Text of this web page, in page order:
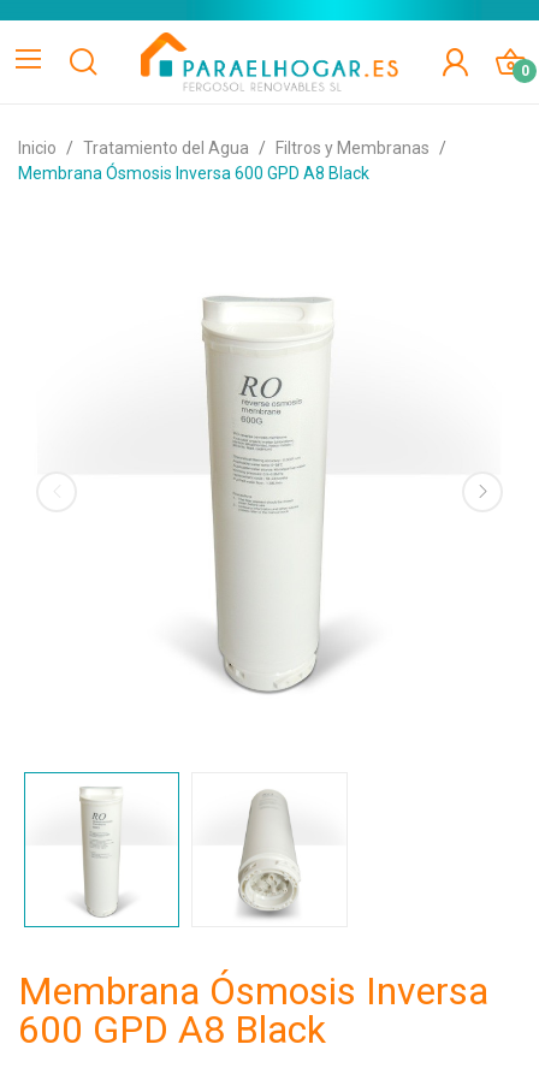
0
Inicio Tratamiento del Agua
Filtros y Membranas
Membrana Ósmosis Inversa 600 GPD A8 Black
Membrana Ósmosis Inversa
600 GPD A8 Black